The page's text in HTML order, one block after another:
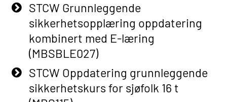
Basic Safety Training – Refresher
Course (English) (OBS1063)
Basic Safety Training – Refresher
Course (English) for emergency
response personnel with Adaptive E-
learning (OBSBLE050)
STCW Grunnleggende
sikkerhetsopplæring oppdatering
kombinert med E-læring
(MBSBLE027)
STCW Oppdatering grunnleggende
sikkerhetskurs for sjøfolk 16 t